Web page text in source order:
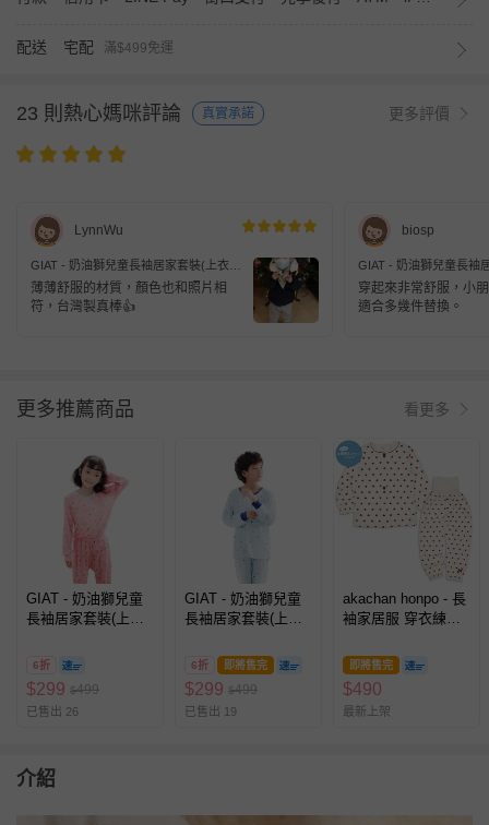
配送 宅配 滿$499免運
23 則熱心媽咪評論 真實承諾 更多評價
LynnWu
GIAT - 奶油獅兒童長袖居家套裝(上衣
+長褲)-月牙白
薄薄舒服的材質，顏色也和照片相
符，台灣製真棒👍
biosp
GIAT - 奶油獅兒童長袖
+長褲)-月牙白
穿起來非常舒服，小
適合多幾件替換。
更多推薦商品 看更多
GIAT - 奶油獅兒童
長袖居家套裝(上衣
6折
$299 $499
已售出 26
GIAT - 奶油獅兒童
長袖居家套裝(上衣
6折 即將售完
$299 $499
已售出 19
akachan honpo - 長
袖家居服 穿衣練習-
色即將售完
$490
最新上架
介紹